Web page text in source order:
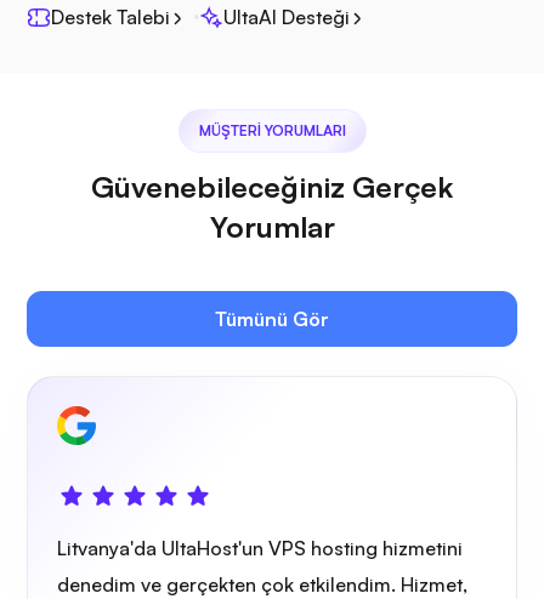
Kendi yayın
Destek Talebi
UltaAI Desteği
MÜŞTERI YORUMLARI
Güvenebileceğiniz Gerçek
Yorumlar
Tümünü Gör
Litvanya'da UltaHost'un VPS hosting hizmetini
denedim ve gerçekten çok etkilendim. Hizmet,